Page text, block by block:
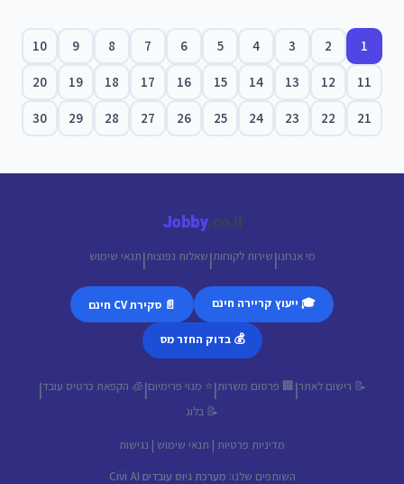
1
2
3
4
5
6
7
8
9
10
11
12
13
14
15
16
17
18
19
20
21
22
23
24
25
26
27
28
29
30
Jobby.co.il
מי אנחנו|שירות לקוחות|שאלות נפוצות|תנאי שימוש
🎓 ייעוץ קריירה חינם 📄 סקירת CV חינם
💰 בדוק החזר מס
📝 רישום לאתר| 🏢 פרסום משרות|⭐ מנוי פרימיום|🧊 הקפאת כרטיס עובד|
📝 בלוג
מדיניות פרטיות | תנאי שימוש | נגישות
השותפים שלנו: מערכת גיוס עובדים Civi AI